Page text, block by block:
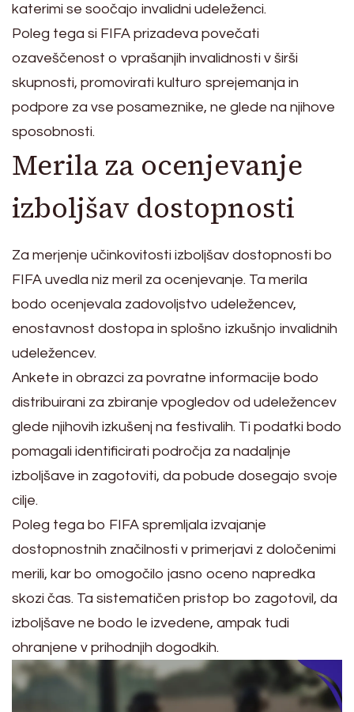
katerimi se soočajo invalidni udeleženci.
Poleg tega si FIFA prizadeva povečati
ozaveščenost o vprašanjih invalidnosti v širši
skupnosti, promovirati kulturo sprejemanja in
podpore za vse posameznike, ne glede na njihove
sposobnosti.
Merila za ocenjevanje
izboljšav dostopnosti
Za merjenje učinkovitosti izboljšav dostopnosti bo
FIFA uvedla niz meril za ocenjevanje. Ta merila
bodo ocenjevala zadovoljstvo udeležencev,
enostavnost dostopa in splošno izkušnjo invalidnih
udeležencev.
Ankete in obrazci za povratne informacije bodo
distribuirani za zbiranje vpogledov od udeležencev
glede njihovih izkušenj na festivalih. Ti podatki bodo
pomagali identificirati področja za nadaljnje
izboljšave in zagotoviti, da pobude dosegajo svoje
cilje.
Poleg tega bo FIFA spremljala izvajanje
dostopnostnih značilnosti v primerjavi z določenimi
merili, kar bo omogočilo jasno oceno napredka
skozi čas. Ta sistematičen pristop bo zagotovil, da
izboljšave ne bodo le izvedene, ampak tudi
ohranjene v prihodnjih dogodkih.